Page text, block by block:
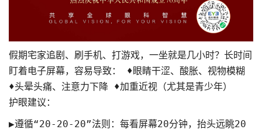
假期宅家追剧、刷手机、打游戏，一坐就是几小时？长时间
盯着电子屏幕，容易导致： ♦眼睛干涩、酸胀、视物模糊
♦头晕头痛、注意力下降 ♦加重近视（尤其是青少年）
护眼建议：
▶遵循“20-20-20”法则：每看屏幕20分钟，抬头远眺20